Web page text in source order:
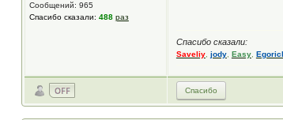
Сообщений: 965
Спасибо сказали: 488 раз
Спасибо сказали:
Saveliy, jody, Easy,
Спасибо